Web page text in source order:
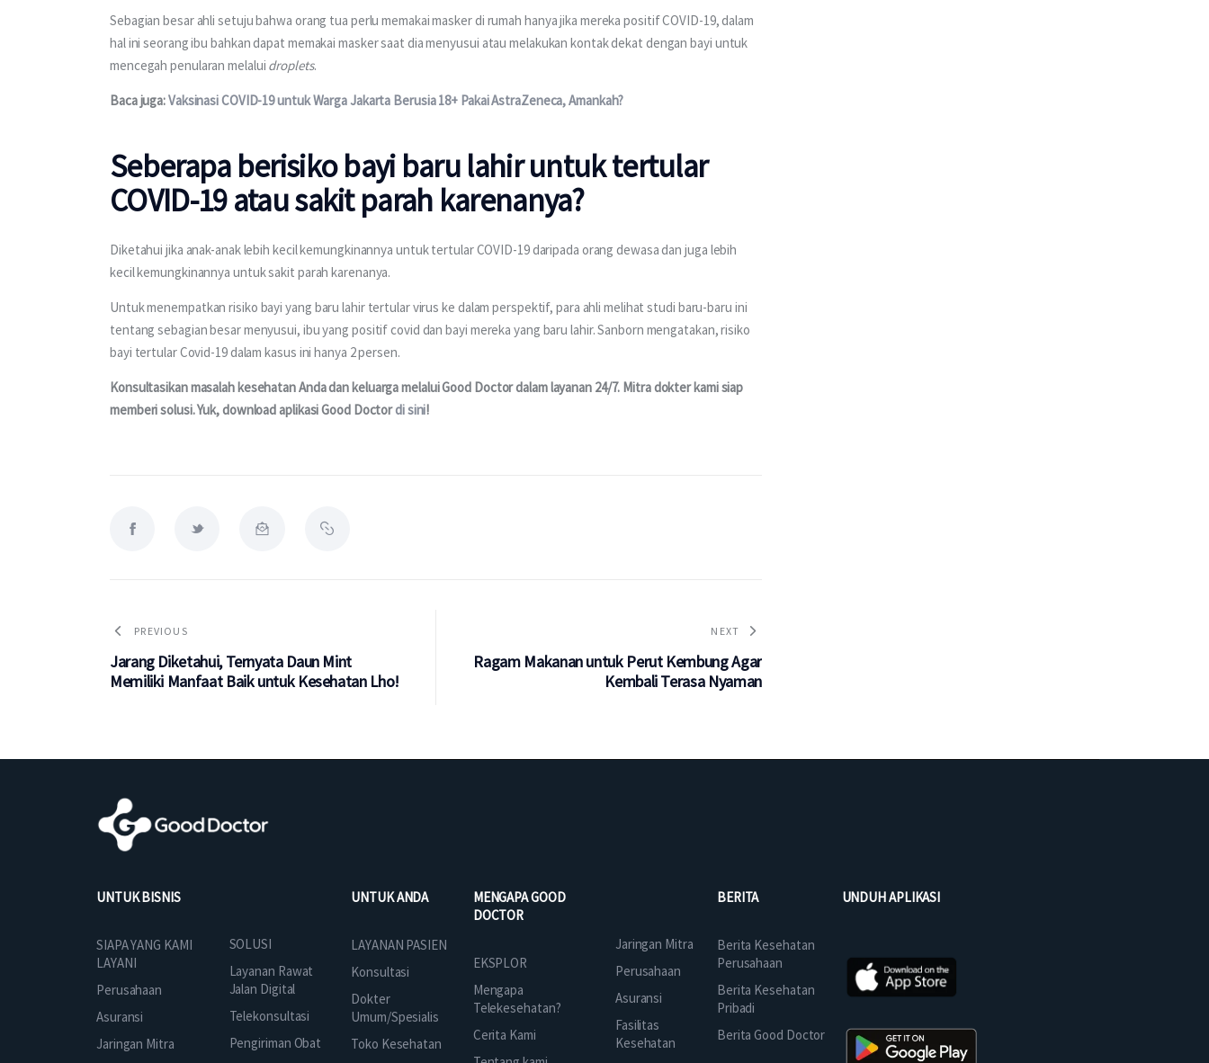
Sebagian besar ahli setuju bahwa orang tua perlu memakai masker di rumah hanya jika mereka positif COVID-19, dalam
hal ini seorang ibu bahkan dapat memakai masker saat dia menyusui atau melakukan kontak dekat dengan bayi untuk
mencegah penularan melalui droplets.
Baca juga: Vaksinasi COVID-19 untuk Warga Jakarta Berusia 18+ Pakai AstraZeneca, Amankah?
Seberapa berisiko bayi baru lahir untuk tertular
COVID-19 atau sakit parah karenanya?
Diketahui jika anak-anak lebih kecil kemungkinannya untuk tertular COVID-19 daripada orang dewasa dan juga lebih
kecil kemungkinannya untuk sakit parah karenanya.
Untuk menempatkan risiko bayi yang baru lahir tertular virus ke dalam perspektif, para ahli melihat studi baru-baru ini
tentang sebagian besar menyusui, ibu yang positif covid dan bayi mereka yang baru lahir. Sanborn mengatakan, risiko
bayi tertular Covid-19 dalam kasus ini hanya 2 persen.
Konsultasikan masalah kesehatan Anda dan keluarga melalui Good Doctor dalam layanan 24/7. Mitra dokter kami siap
memberi solusi. Yuk, download aplikasi Good Doctor di sini!
PREVIOUS
Jarang Diketahui, Ternyata Daun Mint
Memiliki Manfaat Baik untuk Kesehatan Lho!
NEXT
Ragam Makanan untuk Perut Kembung Agar
Kembali Terasa Nyaman
UNTUK BISNIS
SIAPA YANG KAMI
LAYANI
Perusahaan
Asuransi
Jaringan Mitra
SOLUSI
Layanan Rawat
Jalan Digital
Telekonsultasi
Pengiriman Obat
UNTUK ANDA
LAYANAN PASIEN
Konsultasi
Dokter
Umum/Spesialis
Toko Kesehatan
MENGAPA GOOD
DOCTOR
EKSPLOR
Mengapa
Telekesehatan?
Cerita Kami
Jaringan Mitra
Perusahaan
Asuransi
Fasilitas
Kesehatan
BERITA
Berita Kesehatan
Perusahaan
Berita Kesehatan
Pribadi
Berita Good Doctor
UNDUH APLIKASI